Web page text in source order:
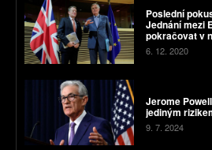
Poslední
Jednání mezi
pokračovat v
6. 12. 2020
Jerome
jediným
9. 7. 2024